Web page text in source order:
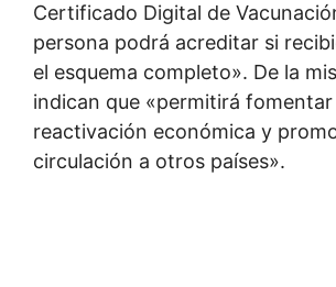
Certificado Digital de
persona podrá acreditar si
el esquema completo». De la
indican que «permitirá fomentar
reactivación económica y
circulación a otros países».